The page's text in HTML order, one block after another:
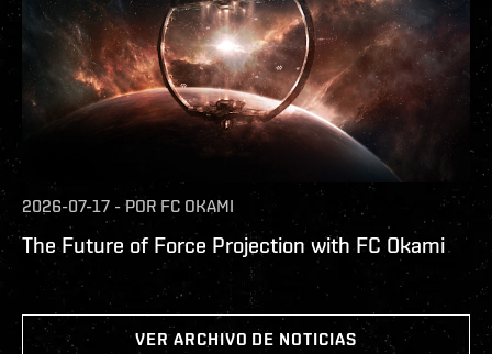
2026-07-17 - POR FC OKAMI
The Future of Force Projection with FC Okami
VER ARCHIVO DE NOTICIAS